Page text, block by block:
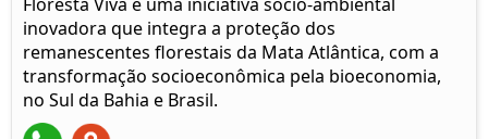
inovadora que integra a proteção dos
remanescentes florestais da Mata Atlântica, com a
transformação socioeconômica pela bioeconomia,
no Sul da Bahia e Brasil.